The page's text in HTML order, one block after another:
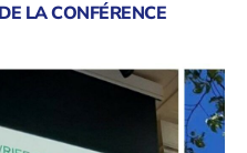
LA CONFÉRENCE